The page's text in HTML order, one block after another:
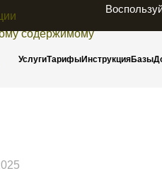
содержимому
УслугиТарифыИнструкцияБазы